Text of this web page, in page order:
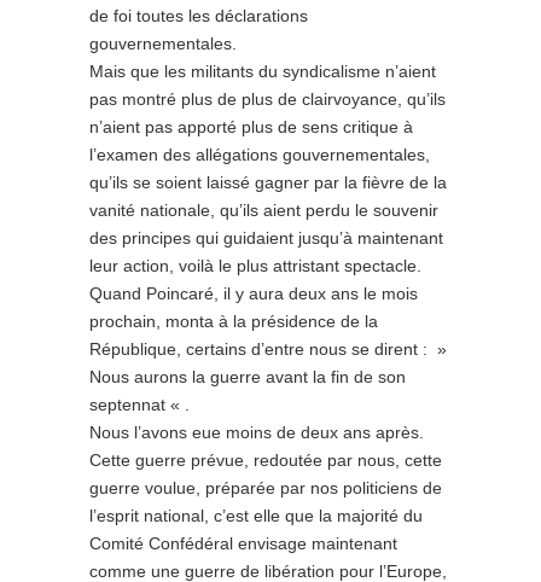
de foi toutes les déclarations
gouvernementales.
Mais que les militants du syndicalisme n’aient
pas montré plus de plus de clairvoyance, qu’ils
n’aient pas apporté plus de sens critique à
l’examen des allégations gouvernementales,
qu’ils se soient laissé gagner par la fièvre de la
vanité nationale, qu’ils aient perdu le souvenir
des principes qui guidaient jusqu’à maintenant
leur action, voilà le plus attristant spectacle.
Quand Poincaré, il y aura deux ans le mois
prochain, monta à la présidence de la
République, certains d’entre nous se dirent : »
Nous aurons la guerre avant la fin de son
septennat « .
Nous l’avons eue moins de deux ans après.
Cette guerre prévue, redoutée par nous, cette
guerre voulue, préparée par nos politiciens de
l’esprit national, c’est elle que la majorité du
Comité Confédéral envisage maintenant
comme une guerre de libération pour l’Europe,